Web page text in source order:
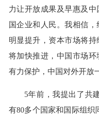
力让开放成果及早惠及
国企业和人民。我相信
明显提升，资本市场将
将加快推进，中国市场
有力保护，中国对外开放
5年前，我提出了共
有80多个国家和国际组织